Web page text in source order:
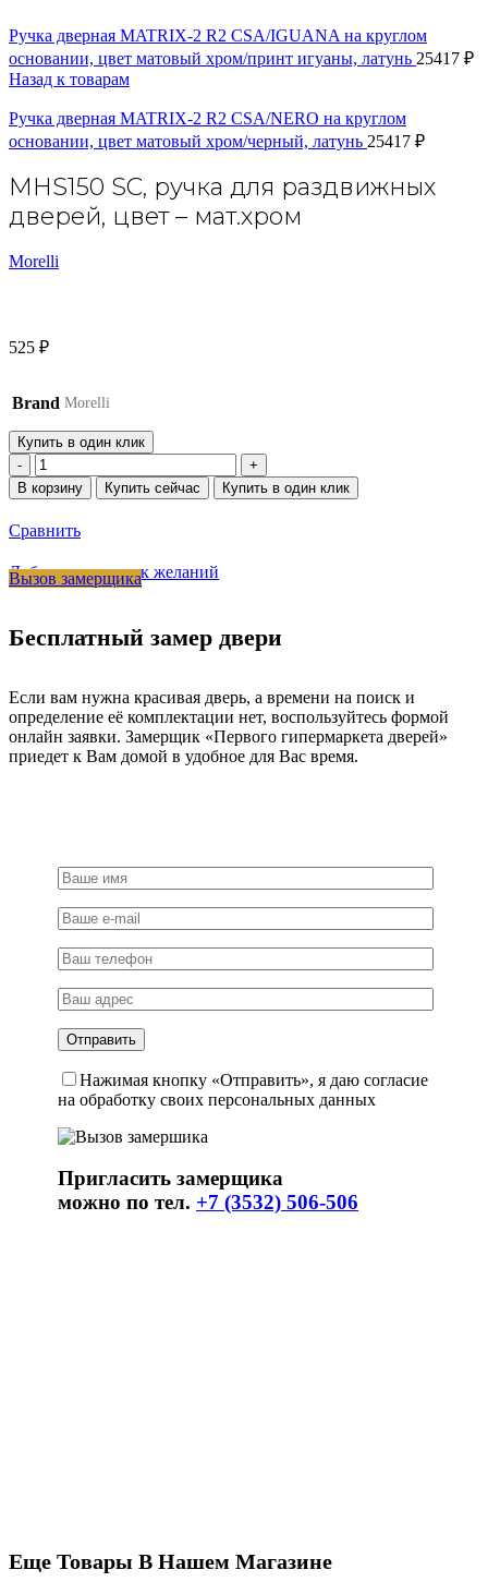
Ручка дверная MATRIX-2 R2 CSA/IGUANA на круглом
основании, цвет матовый хром/принт игуаны, латунь 25417 ₽
Назад к товарам
Ручка дверная MATRIX-2 R2 CSA/NERO на круглом
основании, цвет матовый хром/черный, латунь 25417 ₽
MHS150 SC, ручка для раздвижных
дверей, цвет – мат.хром
Morelli
525 ₽
Brand Morelli
Купить в один клик
Количество
товара
MHS150
ручка
раздвижных
-
В корзину Купить сейчас Купить в один клик
Сравнить
Добавить в список желаний
Вызов замерщика
Бесплатный замер двери
Если вам нужна красивая дверь, а времени на поиск и
определение её комплектации нет, воспользуйтесь формой
онлайн заявки. Замерщик «Первого гипермаркета дверей»
приедет к Вам домой в удобное для Вас время.
Нажимая кнопку «Отправить», я даю согласие
на обработку своих персональных данных
Пригласить замерщика
можно по тел. +7 (3532) 506-506
Еще Товары В Нашем Магазине